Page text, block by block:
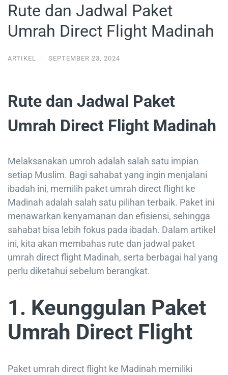
Rute dan Jadwal Paket
Umrah Direct Flight Madinah
ARTIKEL · SEPTEMBER 23, 2024
Rute dan Jadwal Paket
Umrah Direct Flight Madinah
Melaksanakan umroh adalah salah satu impian
setiap Muslim. Bagi sahabat yang ingin menjalani
ibadah ini, memilih paket umrah direct flight ke
Madinah adalah salah satu pilihan terbaik. Paket ini
menawarkan kenyamanan dan efisiensi, sehingga
sahabat bisa lebih fokus pada ibadah. Dalam artikel
ini, kita akan membahas rute dan jadwal paket
umrah direct flight Madinah, serta berbagai hal yang
perlu diketahui sebelum berangkat.
1. Keunggulan Paket
Umrah Direct Flight
Paket umrah direct flight ke Madinah memiliki